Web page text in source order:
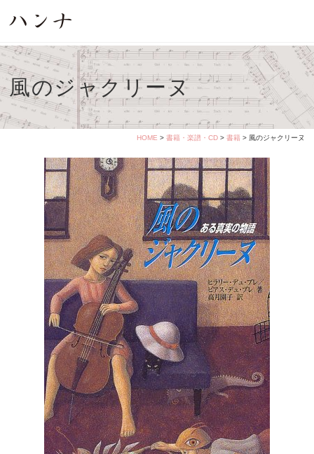
風のジャクリーヌ
HOME > 書籍・楽譜・CD> 書籍> 風のジャクリーヌ